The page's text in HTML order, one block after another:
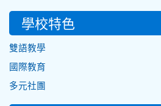
學校特色
雙語教學
國際教育
多元社團